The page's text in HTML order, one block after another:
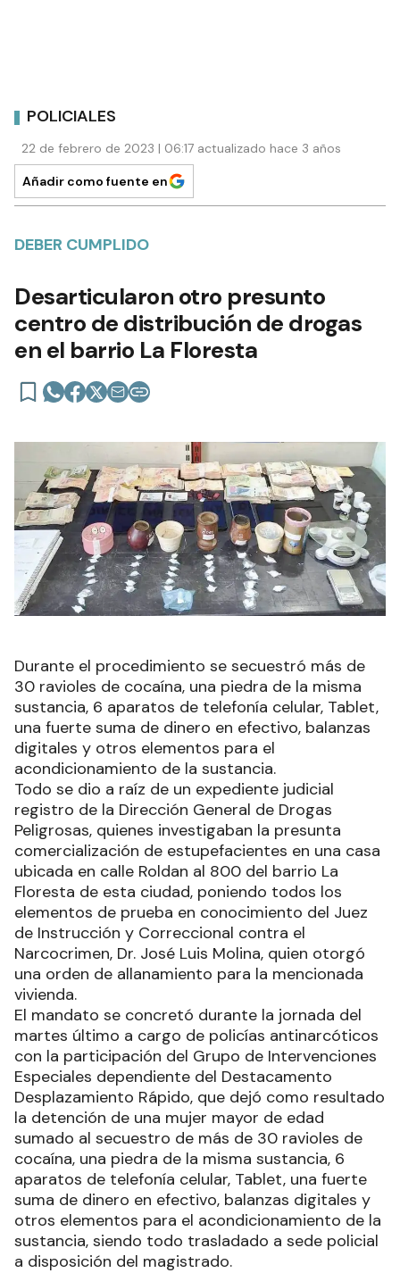
POLICIALES
22 de febrero de 2023 | 06:17 actualizado hace 3 años
Añadir como fuente en
DEBER CUMPLIDO
Desarticularon otro presunto
centro de distribución de drogas
en el barrio La Floresta
Durante el procedimiento se secuestró más de
30 ravioles de cocaína, una piedra de la misma
sustancia, 6 aparatos de telefonía celular, Tablet,
una fuerte suma de dinero en efectivo, balanzas
digitales y otros elementos para el
acondicionamiento de la sustancia.
Todo se dio a raíz de un expediente judicial
registro de la Dirección General de Drogas
Peligrosas, quienes investigaban la presunta
comercialización de estupefacientes en una casa
ubicada en calle Roldan al 800 del barrio La
Floresta de esta ciudad, poniendo todos los
elementos de prueba en conocimiento del Juez
de Instrucción y Correccional contra el
Narcocrimen, Dr. José Luis Molina, quien otorgó
una orden de allanamiento para la mencionada
vivienda.
El mandato se concretó durante la jornada del
martes último a cargo de policías antinarcóticos
con la participación del Grupo de Intervenciones
Especiales dependiente del Destacamento
Desplazamiento Rápido, que dejó como resultado
la detención de una mujer mayor de edad
sumado al secuestro de más de 30 ravioles de
cocaína, una piedra de la misma sustancia, 6
aparatos de telefonía celular, Tablet, una fuerte
suma de dinero en efectivo, balanzas digitales y
otros elementos para el acondicionamiento de la
sustancia, siendo todo trasladado a sede policial
a disposición del magistrado.